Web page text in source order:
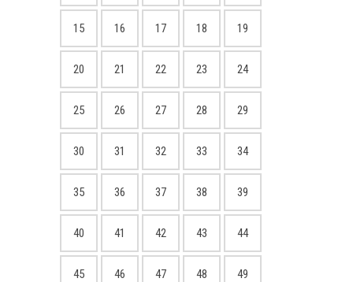
15 16 17 18 19
20 21 22 23 24
25 26 27 28 29
30 31 32 33 34
35 36 37 38 39
40 41 42 43 44
45 46 47 48 49